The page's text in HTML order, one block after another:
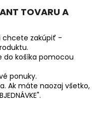
TOVARU A
chcete zakúpiť -
do košíka pomocou
ponuky.
Ak máte naozaj všetko,